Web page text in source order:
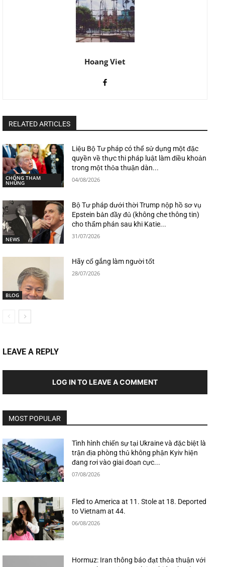
Hoang Viet
RELATED ARTICLES
CHỐNG THAM
NHŨNG
Liệu Bộ Tư pháp có thể sử dụng một đặc
quyền về thực thi pháp luật làm điều khoản
trong một thỏa thuận dàn...
04/08/2026
NEWS
Bộ Tư pháp dưới thời Trump nộp hồ sơ vụ
Epstein bản đầy đủ (không che thông tin)
cho thẩm phán sau khi Katie...
31/07/2026
BLOG
Hãy cố gắng làm người tốt
28/07/2026
LEAVE A REPLY
LOG IN TO LEAVE A COMMENT
MOST POPULAR
Tình hình chiến sự tại Ukraine và đặc biệt là
trận địa phòng thủ không phận Kyiv hiện
đang rơi vào giai đoạn cực...
07/08/2026
Fled to America at 11. Stole at 18. Deported
to Vietnam at 44.
06/08/2026
Hormuz: Iran thông báo đạt thỏa thuận với